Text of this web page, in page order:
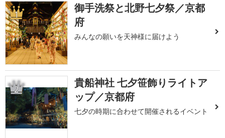
1
御手洗祭と北野七夕祭／京都
府
みんなの願いを天神様に届けよう
2
貴船神社 七夕笹飾りライトア
ップ／京都府
七夕の時期に合わせて開催されるイベント